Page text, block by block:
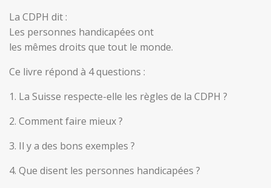
La CDPH dit :
Les personnes handicapées ont
les mêmes droits que tout le monde.
Ce livre répond à 4 questions :
1. La Suisse respecte-elle les règles de la CDPH ?
2. Comment faire mieux ?
3. Il y a des bons exemples ?
4. Que disent les personnes handicapées ?